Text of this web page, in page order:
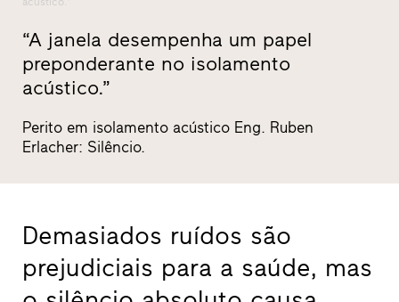
“A janela desempenha um papel
preponderante no isolamento
acústico.”
Perito em isolamento acústico Eng. Ruben
Erlacher: Silêncio.
Demasiados ruídos são
prejudiciais para a saúde, mas